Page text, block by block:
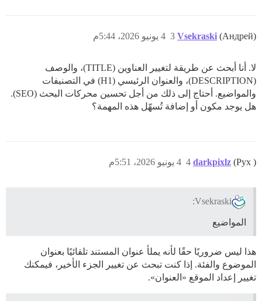
Vsekraski (Андрей) 4 يونيو 2026، 5:44م 3
لا. أنا أبحث عن طريقة لتغيير العناوين (TITLE)، والوصف
(DESCRIPTION)، والعنوان الرئيسي (H1) في التصنيفات
والمواضيع. أحتاج إلى ذلك من أجل تحسين محركات البحث (SEO).
هل يوجد مكون أو إضافة تُسهّل هذه المهمة؟
darkpixlz (Pyx ) 4 يونيو 2026، 5:51م 4
Vsekraski:
المواضيع
هذا ليس ضروريًا حقًا لأنه يملأ عنوان المستند تلقائيًا بعنوان
الموضوع والفئة. إذا كنت تبحث عن تغيير الجزء الأخير، فيمكنك
تغيير إعداد الموقع «العنوان».